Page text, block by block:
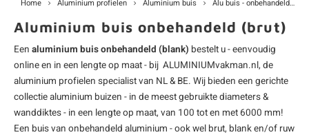
koker - zwart gecoat
- wit gecoat
koker - antraciet gecoat
koker - grijs gecoat
buis - zwart gecoat
- wit gecoat
buis - antraciet gecoat
buis - grijs gecoat
hoekprofiel - zwart gecoat
hoekprofiel - wit gecoat
hoekprofiel - antraciet gecoat
hoekprofiel - grijs gecoat
L-profiel - zwart gecoat
profiel - wit gecoat
L-profiel - antraciet gecoat
L-profiel - grijs gecoat
U-profiel - zwart gecoat
profiel - wit gecoat
U-profiel - antraciet gecoat
U-profiel - grijs gecoat
T-strips
strip - zwart gecoat
- wit gecoat
strip - antraciet gecoat
strip - grijs gecoat
vierkant
aluminium stafmateriaal
profiel - wit
profiel - antraciet
profiel - grijs
profiel - RAL kleur
Home Aluminium profielen Aluminium buis Alu buis - onbehandeld
Aluminium buis onbehandeld (brut)
Een aluminium buis onbehandeld (blank) bestelt u - eenvoudig
online en in een lengte op maat - bij ALUMINIUMvakman.nl, de
aluminium profielen specialist van NL & BE. Wij bieden een gerichte
collectiealuminium buizen - in de meest gebruikte diameters &
wanddiktes - in een lengte op maat, van 100 tot en met 6000 mm!
Een buis van onbehandeld aluminium - ook wel brut, blank en/of ruw